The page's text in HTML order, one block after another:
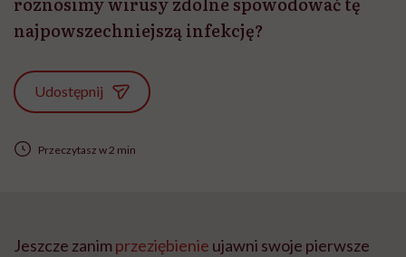
najpowszechniejszą infekcję?
Udostępnij
Przeczytasz w 2 min
Jeszcze zanimprzeziębienie ujawni swoje pierwsze